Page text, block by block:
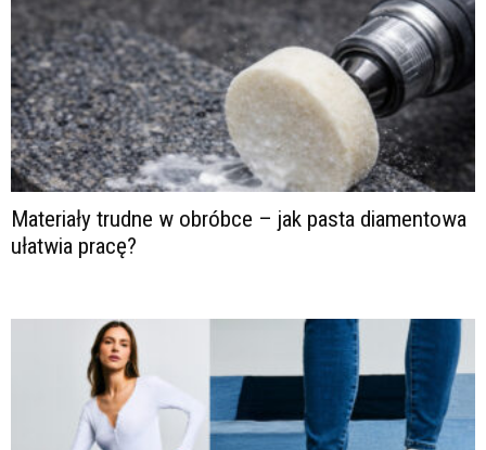
Materiały trudne w obróbce – jak pasta diamentowa
ułatwia pracę?